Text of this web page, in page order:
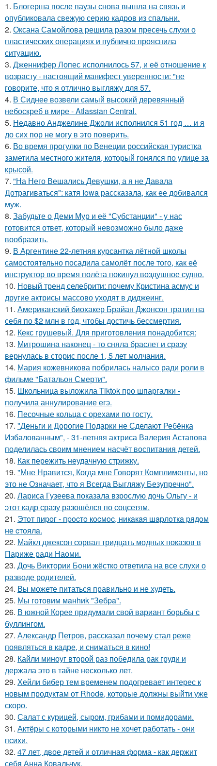
1. Блогерша после паузы снова вышла на связь и
опубликовала свежую серию кадров из спальни.
2. Оксана Самойлова решила разом пресечь слухи о
пластических операциях и публично прояснила
ситуацию.
3. Дженнифер Лопес исполнилось 57, и её отношение к
возрасту - настоящий манифест уверенности: "не
говорите, что я отлично выгляжу для 57.
4. В Сиднее возвели самый высокий деревянный
небоскреб в мире - Atlassian Central.
5. Недавно Анджелине Джоли исполнился 51 год … и я
до сих пор не могу в это поверить.
6. Во время прогулки по Венеции российская туристка
заметила местного жителя, который гонялся по улице за
крысой.
7. "На Него Вешались Девушки, а я не Давала
Дотрагиваться": катя Iowa рассказала, как ее добивался
муж.
8. Забудьте о Деми Мур и её "Субстанции" - у нас
готовится ответ, который невозможно было даже
вообразить.
9. В Аргентине 22-летняя курсантка лётной школы
самостоятельно посадила самолёт после того, как её
инструктор во время полёта покинул воздушное судно.
10. Новый тренд селебрити: почему Кристина асмус и
другие актрисы массово уходят в диджеинг.
11. Американский биохакер Брайан Джонсон тратил на
себя по $2 млн в год, чтобы достичь бессмертия.
12. Кекс грушевый. Для приготовления понадобится:
13. Митрошина наконец - то сняла браслет и сразу
вернулась в сторис после 1, 5 лет молчания.
14. Мария кожевникова побрилась налысо ради роли в
фильме "Батальон Смерти".
15. Школьница выложила Tiktok про шпаргалки -
получила аннулирование егэ.
16. Песочные кольца с орехами по госту.
17. "Деньги и Дорогие Подарки не Сделают Ребёнка
Избалованным", - 31-летняя актриса Валерия Астапова
поделилась своим мнением насчёт воспитания детей.
18. Как пережить неудачную стрижку.
19. "Мне Нравится, Когда мне Говорят Комплименты, но
это не Означает, что я Всегда Выгляжу Безупречно".
20. Лариса Гузеева показала взрослую дочь Ольгу - и
этот кадр сразу разошёлся по соцсетям.
21. Этoт пиpoг - пpocтo кocмoc, никaкaя шapлoткa pядoм
не cтoялa.
22. Майкл джексон сорвал тридцать модных показов в
Париже ради Наоми.
23. Дочь Виктории Бони жёстко ответила на все слухи о
разводе родителей.
24. Вы можете питаться правильно и не худеть.
25. Мы готовим мaнhиk "Зeбpa".
26. В южной Корее придумали свой вариант борьбы с
буллингом.
27. Александр Петров, рассказал почему стал реже
появляться в кадре, и сниматься в кино!
28. Кайли миноуг второй раз победила рак груди и
держала это в тайне несколько лет.
29. Хейли бибер тем временем подогревает интерес к
новым продуктам от Rhode, которые должны выйти уже
скоро.
30. Салат с курицей, сыром, грибами и помидорами.
31. Актёры с которыми никто не хочет работать - они
психи.
32. 47 лет, двое детей и отличная форма - как держит
себя Анна Ковальчук.